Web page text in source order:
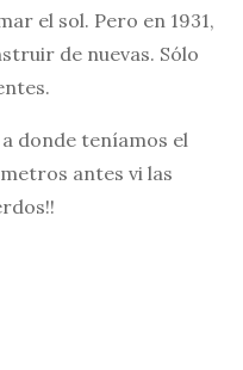
el sol. Pero en 1931,
de nuevas. Sólo
donde teníamos el
antes vi las